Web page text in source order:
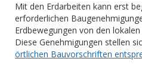
Mit den Erdarbeiten kann erst
erforderlichen
Erdbewegungen von den
Diese Genehmigungen stellen
örtlichen Bauvorschriften